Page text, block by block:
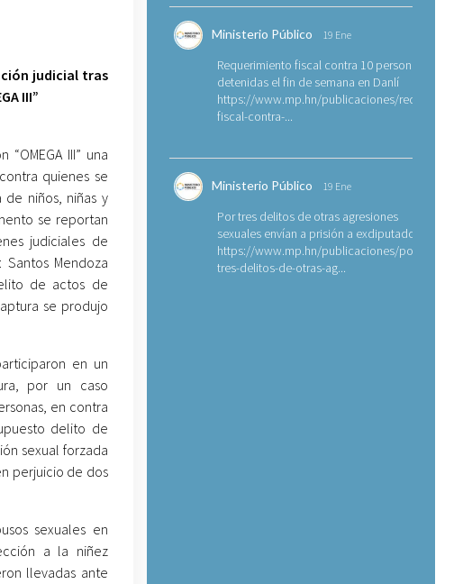
judicial tras
III”
III” una
quienes se
niños, niñas y
se reportan
judiciales de
Mendoza
de actos de
se produjo
en un
por un caso
en contra
delito de
sexual forzada
perjuicio de dos
sexuales en
a la niñez
llevadas ante
Ministerio Público 19 Ene
Requerimiento fiscal contra 10 personas
detenidas el fin de semana en Danlí
https://www.mp.hn/publicaciones/
fiscal-contra-...
Ministerio Público 19 Ene
Por tres delitos de otras agresiones
sexuales envían a prisión a exdiputado
https://www.mp.hn/publicaciones/por-
tres-delitos-de-otras-ag...